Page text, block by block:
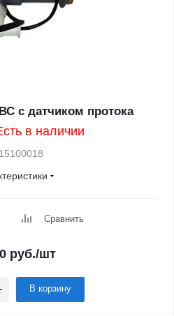
с датчиком протока
в наличии
Сравнить
руб./шт
В корзину